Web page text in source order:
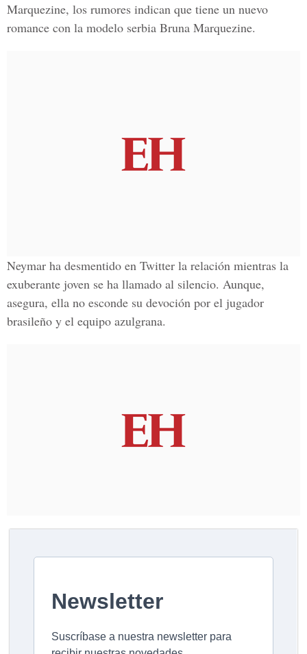
Marquezine, los rumores indican que tiene un nuevo
romance con la modelo serbia Bruna Marquezine.
Neymar ha desmentido en Twitter la relación mientras la
exuberante joven se ha llamado al silencio. Aunque,
asegura, ella no esconde su devoción por el jugador
brasileño y el equipo azulgrana.